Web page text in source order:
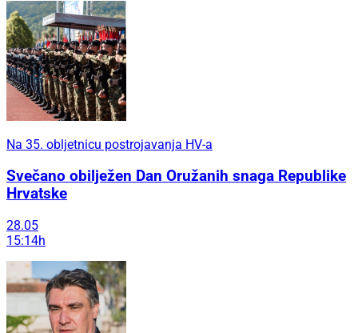
Na 35. obljetnicu postrojavanja HV-a
Svečano obilježen Dan Oružanih snaga Republike
Hrvatske
28.05
15:14h